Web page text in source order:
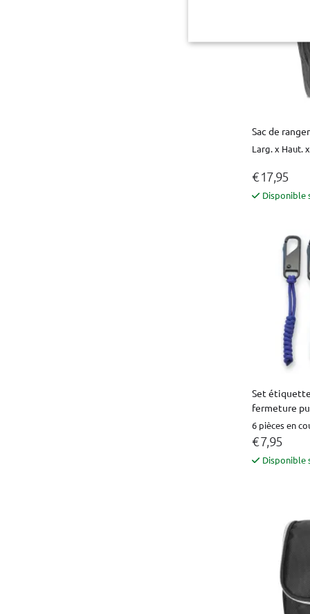
Sac de
Larg. x Haut.
€ 17,95
Disponible
Set
fermeture
6 pièces en
€ 7,95
Disponible